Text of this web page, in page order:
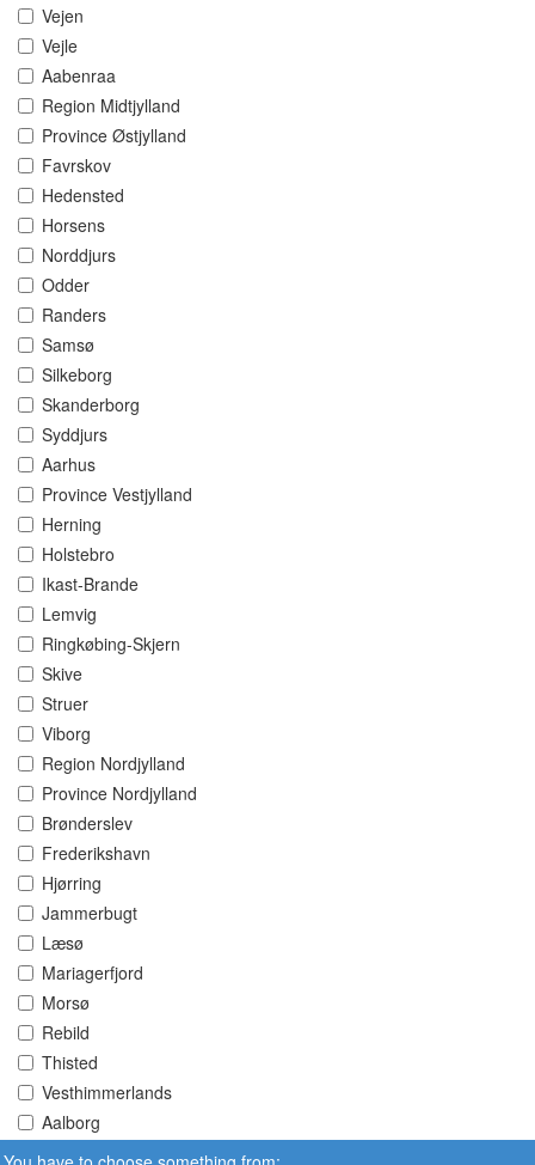
Vejen
Vejle
Aabenraa
Region Midtjylland
Province Østjylland
Favrskov
Hedensted
Horsens
Norddjurs
Odder
Randers
Samsø
Silkeborg
Skanderborg
Syddjurs
Aarhus
Province Vestjylland
Herning
Holstebro
Ikast-Brande
Lemvig
Ringkøbing-Skjern
Skive
Struer
Viborg
Region Nordjylland
Province Nordjylland
Brønderslev
Frederikshavn
Hjørring
Jammerbugt
Læsø
Mariagerfjord
Morsø
Rebild
Thisted
Vesthimmerlands
Aalborg